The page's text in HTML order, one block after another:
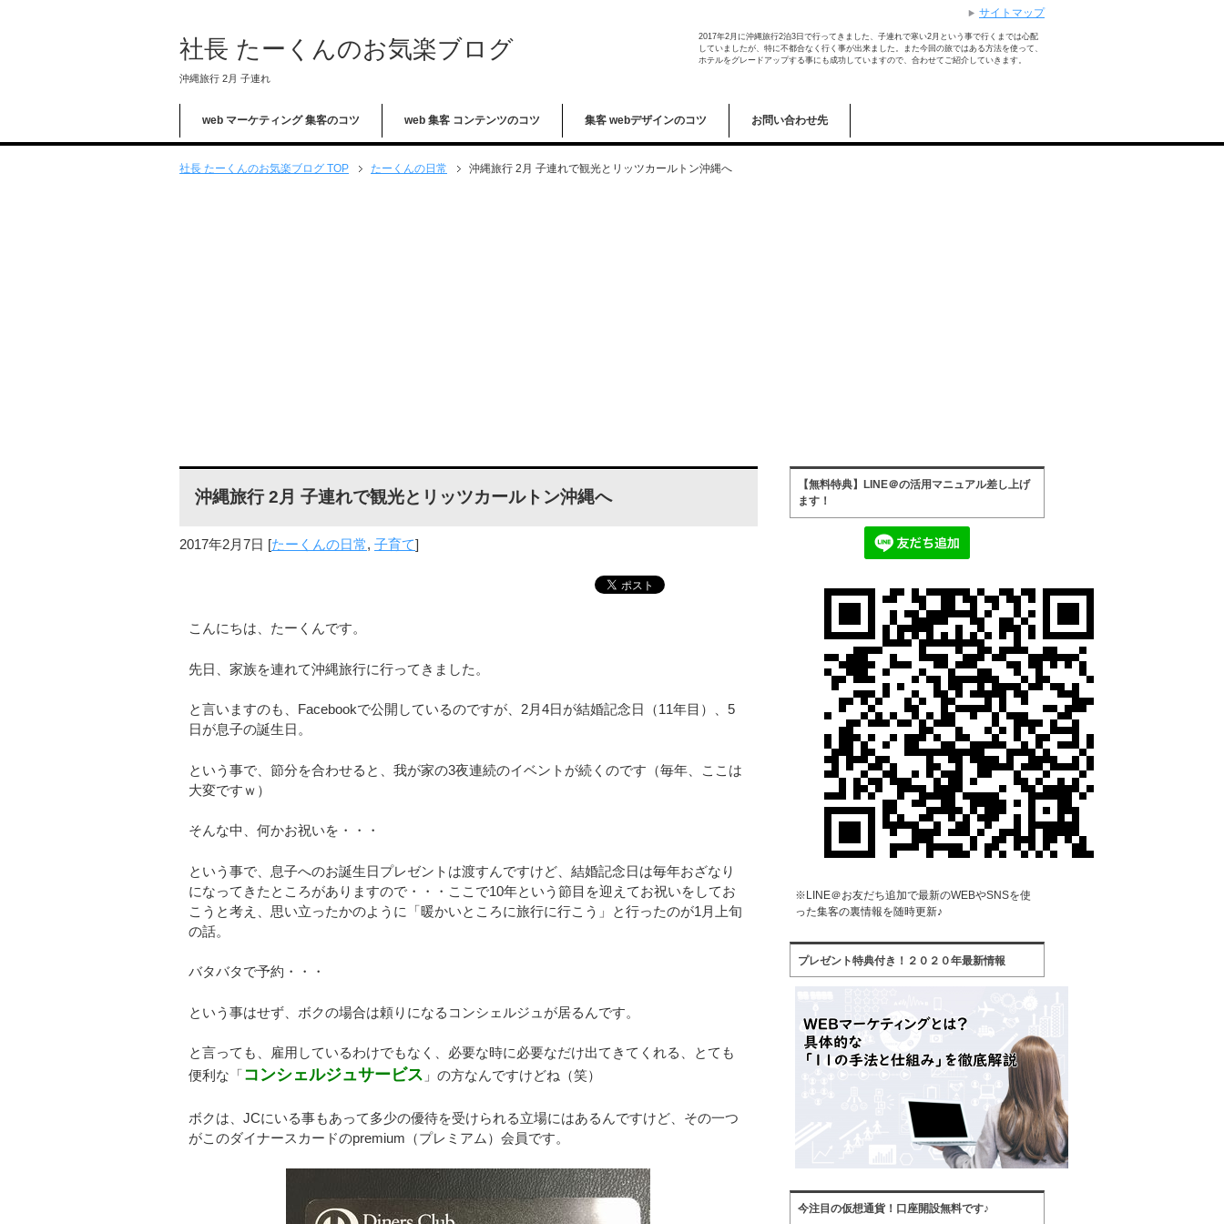
社長 たーくんのお気楽ブログ
沖縄旅行 2月 子連れ
2017年2月に沖縄旅行2泊3日で行ってきました、子連れで寒い2月という事で行くまでは心配
していましたが、特に不都合なく行く事が出来ました。また今回の旅ではある方法を使って、
ホテルをグレードアップする事にも成功していますので、合わせてご紹介していきます。
web マーケティング 集客のコツ web 集客 コンテンツのコツ 集客 webデザインのコツ お問い合わせ先
社長 たーくんのお気楽ブログ TOP たーくんの日常 沖縄旅行 2月 子連れで観光とリッツカールトン沖縄へ
沖縄旅行 2月 子連れで観光とリッツカールトン沖縄へ
2017年2月7日 [たーくんの日常, 子育て]
こんにちは、たーくんです。
先日、家族を連れて沖縄旅行に行ってきました。
と言いますのも、Facebookで公開しているのですが、2月4日が結婚記念日（11年目）、5
日が息子の誕生日。
という事で、節分を合わせると、我が家の3夜連続のイベントが続くのです（毎年、ここは
大変ですｗ）
そんな中、何かお祝いを・・・
という事で、息子へのお誕生日プレゼントは渡すんですけど、結婚記念日は毎年おざなり
になってきたところがありますので・・・ここで10年という節目を迎えてお祝いをしてお
こうと考え、思い立ったかのように「暖かいところに旅行に行こう」と行ったのが1月上旬
の話。
バタバタで予約・・・
という事はせず、ボクの場合は頼りになるコンシェルジュが居るんです。
と言っても、雇用しているわけでもなく、必要な時に必要なだけ出てきてくれる、とても
便利な「コンシェルジュサービス 」の方なんですけどね（笑）
ボクは、JCにいる事もあって多少の優待を受けられる立場にはあるんですけど、その一つ
がこのダイナースカードのpremium（プレミアム）会員です。
【無料特典】LINE＠の活用マニュアル差し上げ
ます！
※LINE＠お友だち追加で最新のWEBやSNSを使
った集客の裏情報を随時更新♪
プレゼント特典付き！２０２０年最新情報
今注目の仮想通貨！口座開設無料です♪
サイトマップ